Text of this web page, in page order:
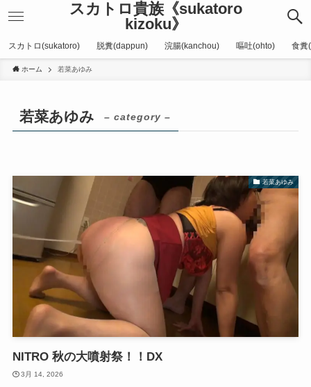
スカトロ貴族《sukatoro
kizoku》
スカトロ(sukatoro) 脱糞(dappun) 浣腸(kanchou) 嘔吐(ohto) 食糞
ホーム 若菜あゆみ
若菜あゆみ – category –
若菜あゆみ
NITRO 秋の大噴射祭！！DX
3月 14, 2026